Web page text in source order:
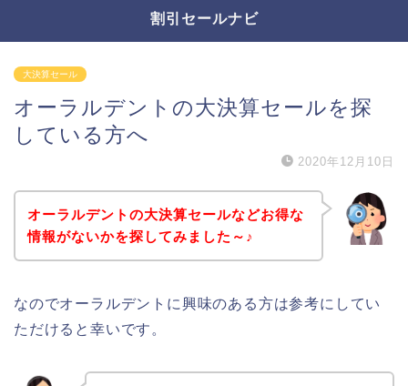
割引セールナビ
大決算セール
オーラルデントの大決算セールを探
している方へ
2020年12月10日
オーラルデントの大決算セールなどお得な
情報がないかを探してみました～♪
なのでオーラルデントに興味のある方は参考にしてい
ただけると幸いです。